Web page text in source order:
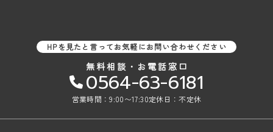
HPを見たと言ってお気軽にお問い合わせください
無料相談・お電話窓口
0564-63-6181
営業時間：9:00〜17:30定休日：不定休